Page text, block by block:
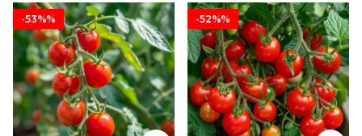
-53%% -52%%